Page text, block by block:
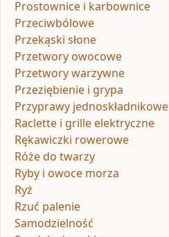
Prostownice i karbownice
Przeciwbólowe
Przekąski słone
Przetwory owocowe
Przetwory warzywne
Przeziębienie i grypa
Przyprawy jednoskładnikowe
Raclette i grille elektryczne
Rękawiczki rowerowe
Róże do twarzy
Ryby i owoce morza
Ryż
Rzuć palenie
Samodzielność